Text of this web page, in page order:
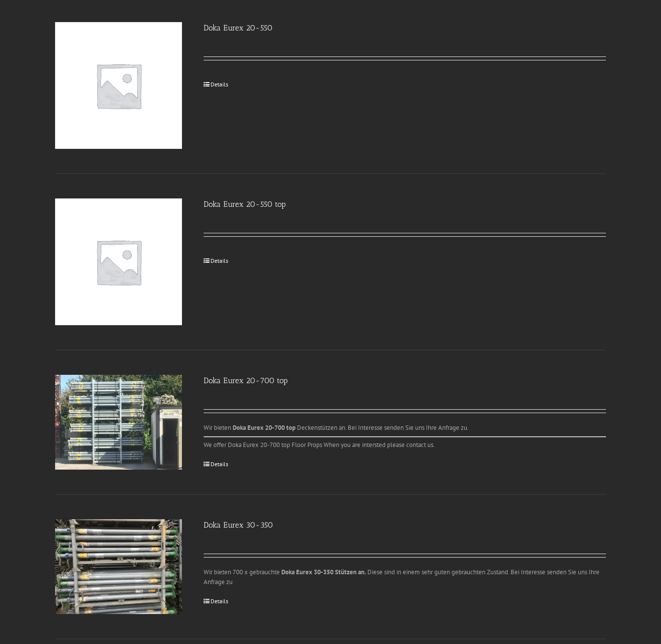
Doka Eurex 20-550
Details
Doka Eurex 20-550 top
Details
Doka Eurex 20-700 top
Wir bietenDoka Eurex 20-700 top Deckenstützen an. Bei Interesse senden Sie uns Ihre Anfrage zu.
We offer Doka Eurex 20-700 top Floor Props When you are intersted please contact us.
Details
Doka Eurex 30-350
Wir bieten 700 x gebrauchteDoka Eurex 30-350 Stützen an. Diese sind in einem sehr guten gebrauchten Zustand. Bei Interesse senden Sie uns Ihre
Anfrage zu
Details